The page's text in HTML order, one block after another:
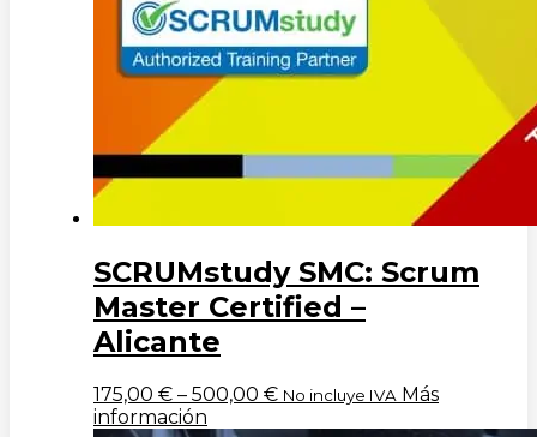
SCRUMstudy SMC: Scrum
Master Certified –
Alicante
175,00 € – 500,00 € No incluye IVA Más
información